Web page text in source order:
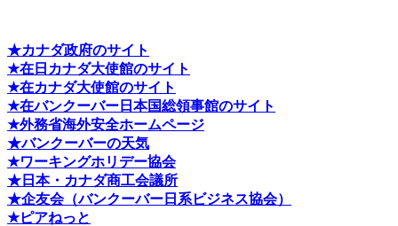
★カナダ政府のサイト
★在日カナダ大使館のサイト
★在カナダ大使館のサイト
★在バンクーバー日本国総領事館のサイト
★外務省海外安全ホームページ
★バンクーバーの天気
★ワーキングホリデー協会
★日本・カナダ商工会議所
★企友会（バンクーバー日系ビジネス協会）
★ピアねっと